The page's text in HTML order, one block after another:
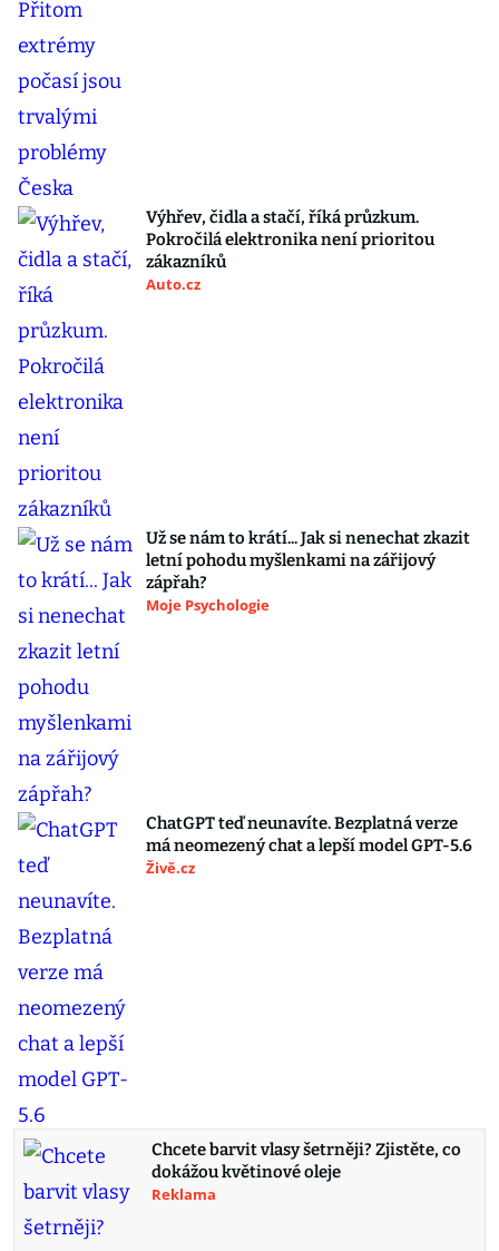
Výhřev, čidla a stačí, říká průzkum.
Pokročilá elektronika není prioritou
zákazníků
Auto.cz
Už se nám to krátí... Jak si nenechat zkazit
letní pohodu myšlenkami na zářijový
zápřah?
Moje Psychologie
ChatGPT teď neunavíte. Bezplatná verze
má neomezený chat a lepší model GPT-5.6
Živě.cz
Chcete barvit vlasy šetrněji? Zjistěte, co
dokážou květinové oleje
Reklama